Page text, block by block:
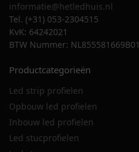
informatie@hetledhuis.nl
Tel. (+31) 053-2304515
KvK: 64242021
BTW Nummer: NL855581669B01
Productcategorieën
Led strip profielen
Opbouw led profielen
Inbouw led profielen
Led stucprofielen